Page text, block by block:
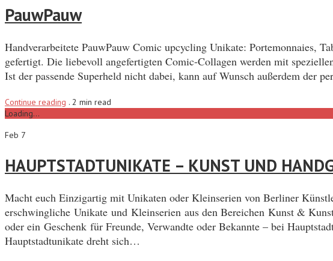
PauwPauw
Handverarbeitete PauwPauw Comic upcycling Unikate: Portemonnaies,
gefertigt. Die liebevoll angefertigten Comic-Collagen werden mit
Ist der passende Superheld nicht dabei, kann auf Wunsch außerdem der
Continue reading . 2 min read
Loading...
Feb 7
HAUPTSTADTUNIKATE – KUNST UND
Macht euch Einzigartig mit Unikaten oder Kleinserien von Berliner
erschwingliche Unikate und Kleinserien aus den Bereichen Kunst &
oder ein Geschenk für Freunde, Verwandte oder Bekannte – bei
Hauptstadtunikate dreht sich…